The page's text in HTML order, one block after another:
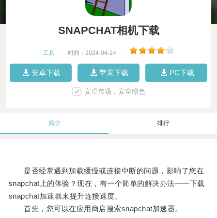
SNAPCHAT相机下载
工具 时间：2024-04-24
安卓下载 苹果下载 PC下载
安卓市场，安全绿色
简介 排行
是否经常遇到加载缓慢或连接中断的问题，影响了您在
snapchat上的体验？现在，有一个简单的解决办法——下载
snapchat加速器来提升连接速度。
首先，您可以在应用商店搜索snapchat加速器。